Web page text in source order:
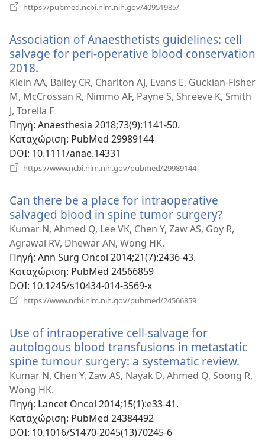
https://pubmed.ncbi.nlm.nih.gov/40951985/
Association of Anaesthetists guidelines: cell
salvage for peri-operative blood conservation
2018.
νέο
παράθυρο)
Klein AA, Bailey CR, Charlton AJ, Evans E, Guckian-Fisher
M, McCrossan R, Nimmo AF, Payne S, Shreeve K, Smith
J, Torella F
Πηγή‎: Anaesthesia 2018;73(9):1141-50.
Καταχώριση‎: PubMed 29989144
DOI‎: 10.1111/anae.14331
https://www.ncbi.nlm.nih.gov/pubmed/29989144
Can there be a place for intraoperative
salvaged blood in spine tumor surgery?
νέο
Kumar N, Ahmed Q, Lee VK, Chen Y, Zaw AS, Goy R,
Agrawal RV, Dhewar AN, Wong HK.
Πηγή‎: Ann Surg Oncol 2014;21(7):2436-43.
Καταχώριση‎: PubMed 24566859
DOI‎: 10.1245/s10434-014-3569-x
https://www.ncbi.nlm.nih.gov/pubmed/24566859
Use of intraoperative cell-salvage for
autologous blood transfusions in metastatic
spine tumour surgery: a systematic review.
νέο
Kumar N, Chen Y, Zaw AS, Nayak D, Ahmed Q, Soong R,
Wong HK.
Πηγή‎: Lancet Oncol 2014;15(1):e33-41.
Καταχώριση‎: PubMed 24384492
DOI‎: 10.1016/S1470-2045(13)70245-6